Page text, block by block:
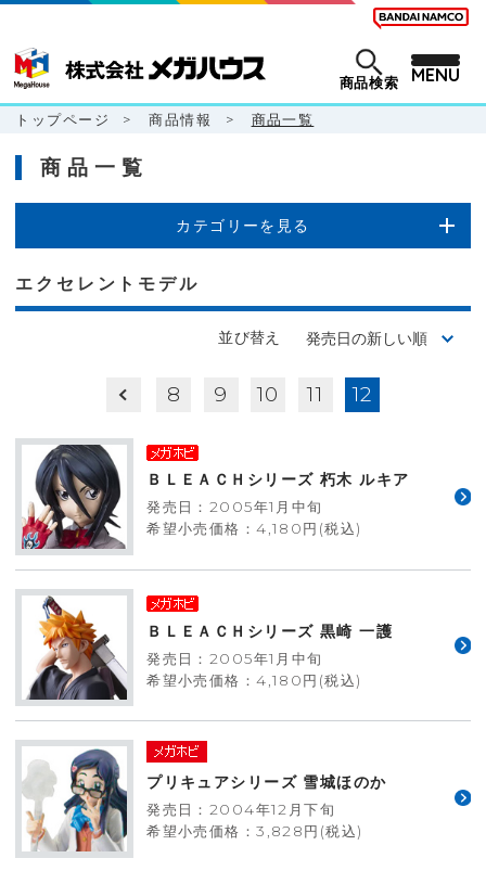
商品検索 MENU
トップページ > 商品情報 > 商品一覧
商品一覧
カテゴリーを見る
エクセレントモデル
並び替え
8 9 10 11 12
ＢＬＥＡＣＨシリーズ 朽木 ルキア
発売日：2005年1月中旬
希望小売価格：4,180円(税込)
ＢＬＥＡＣＨシリーズ 黒崎 一護
発売日：2005年1月中旬
希望小売価格：4,180円(税込)
プリキュアシリーズ 雪城ほのか
発売日：2004年12月下旬
希望小売価格：3,828円(税込)